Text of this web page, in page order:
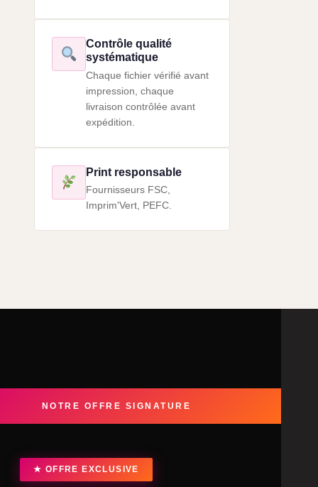
Contrôle qualité
systématique
Chaque fichier vérifié avant
impression, chaque
livraison contrôlée avant
expédition.
Print responsable
Fournisseurs FSC,
Imprim'Vert, PEFC.
NOTRE OFFRE SIGNATURE
★ OFFRE EXCLUSIVE